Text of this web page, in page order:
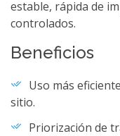
estable, rápida de
controlados.
Beneficios
Uso más
sitio.
Priorización de